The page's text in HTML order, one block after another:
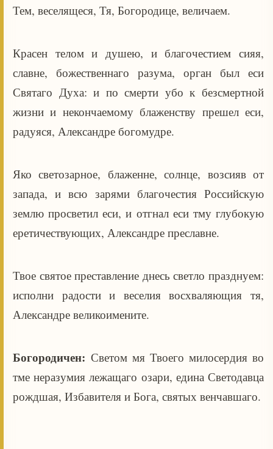
Тем, веселящеся, Тя, Богородице, величаем.
Красен телом и душею, и благочестием сияя,
славне, божественнаго разума, орган был еси
Святаго Духа: и по смерти убо к безсмертной
жизни и некончаемому блаженству прешел еси,
радуяся, Александре богомудре.
Яко светозарное, блаженне, солнце, возсияв от
запада, и всю зарями благочестия Российскую
землю просветил еси, и отгнал еси тму глубокую
еретичествующих, Александре преславне.
Твое святое преставление днесь светло празднуем:
исполни радости и веселия восхваляющия тя,
Александре великоимените.
Богородичен: Светом мя Твоего милосердия во
тме неразумия лежащаго озари, едина Светодавца
рождшая, Избавителя и Бога, святых венчавшаго.